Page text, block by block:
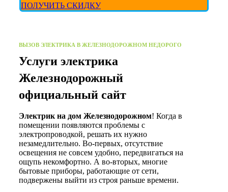
ПОЛУЧИТЬ СКИДКУ
ВЫЗОВ ЭЛЕКТРИКА В ЖЕЛЕЗНОДОРОЖНОМ НЕДОРОГО
Услуги электрика
Железнодорожный
официальный сайт
Электрик на дом Железнодорожном! Когда в
помещении появляются проблемы с
электропроводкой, решать их нужно
незамедлительно. Во-первых, отсутствие
освещения не совсем удобно, передвигаться на
ощупь некомфортно. А во-вторых, многие
бытовые приборы, работающие от сети,
подвержены выйти из строя раньше времени.